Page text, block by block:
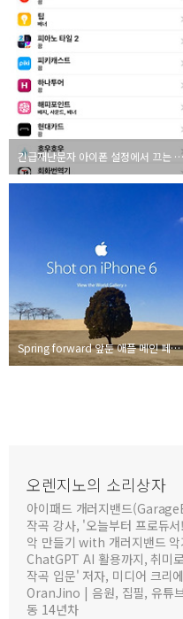
긴급재난문자 아이폰 설정에서 끄는 방법
Spring forward 앞둔 애플 메인 페이지에 올림픽공원이?
오렌지노의 소리상자
아이패드 개러지밴드
작곡 강사, '오늘부터 프로듀
악 만들기 with 개러지밴드
ChatGPT AI 활용까지, 취미
작곡 입문' 저자, 미디어 크리
OranJino | 음원, 집필, 유튜
동 14년차